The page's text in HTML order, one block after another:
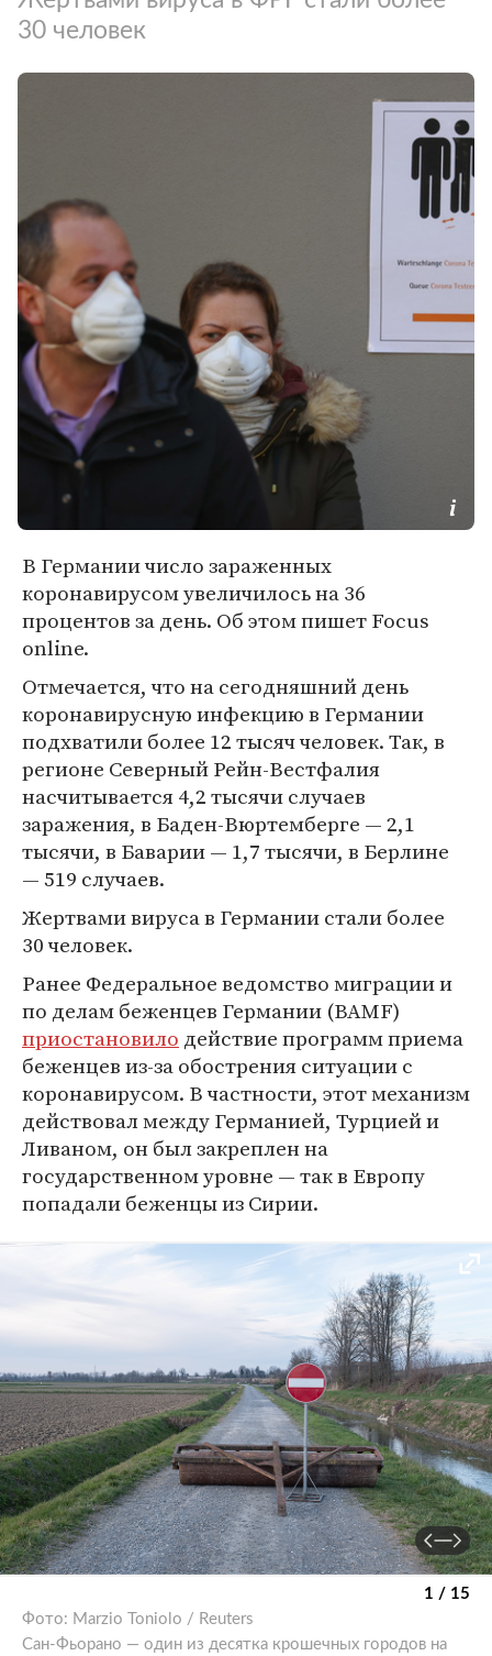
30 человек
В Германии число зараженных
коронавирусом увеличилось на 36
процентов за день. Об этом пишет Focus
online.
Отмечается, что на сегодняшний день
коронавирусную инфекцию в Германии
подхватили более 12 тысяч человек. Так, в
регионе Северный Рейн-Вестфалия
насчитывается 4,2 тысячи случаев
заражения, в Баден-Вюртемберге — 2,1
тысячи, в Баварии — 1,7 тысячи, в Берлине
— 519 случаев.
Жертвами вируса в Германии стали более
30 человек.
Ранее Федеральное ведомство миграции и
по делам беженцев Германии (BAMF)
приостановило действие программ приема
беженцев из-за обострения ситуации с
коронавирусом. В частности, этот механизм
действовал между Германией, Турцией и
Ливаном, он был закреплен на
государственном уровне — так в Европу
попадали беженцы из Сирии.
1 / 15
Фото: Marzio Toniolo / Reuters
Сан-Фьорано — один из десятка крошечных городов на